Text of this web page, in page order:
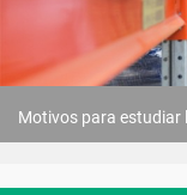
Motivos para estudiar